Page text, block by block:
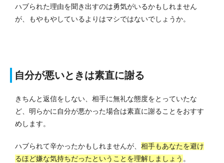
ハブられた理由を聞き出すのは勇気がいるかもしれません
が、もやもやしているよりはマシではないでしょうか。
自分が悪いときは素直に謝る
きちんと返信をしない、相手に無礼な態度をとっていたな
ど、明らかに自分が悪かった場合は素直に謝ることをおすす
めします。
ハブられて辛かったかもしれませんが、 相手もあなたを避け
るほど嫌な気持ちだったということを理解しましょう 。